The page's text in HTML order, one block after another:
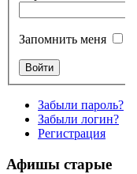
Запомнить меня
Забыли пароль?
Забыли логин?
Регистрация
Афишы старые